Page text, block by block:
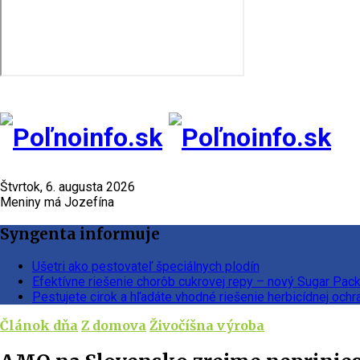
Štvrtok, 6. augusta 2026
Meniny má Jozefína
Syngenta informuje
Ušetri ako pestovateľ špeciálnych plodín
Efektívne riešenie chorôb cukrovej repy – nový Sugar Pack
Pestujete cirok a hľadáte vhodné riešenie herbicídnej
Článok dňa Z domova Živočíšna výroba